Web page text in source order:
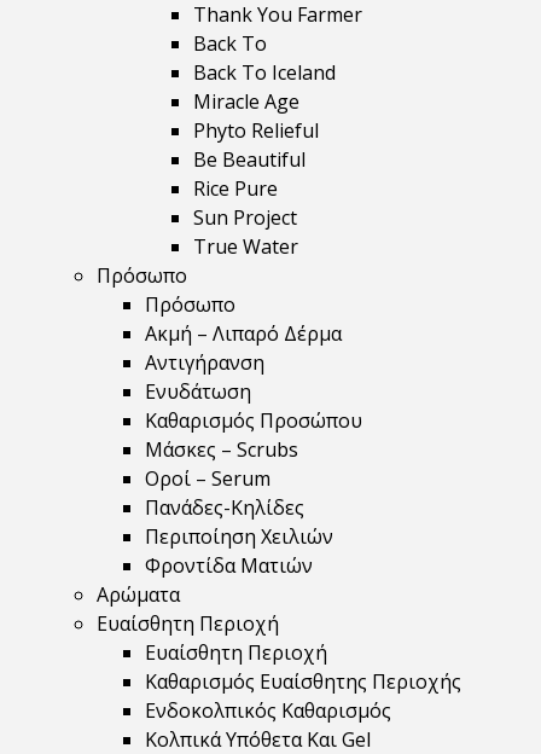
Thank You Farmer
Back To
Back To Iceland
Miracle Age
Phyto Relieful
Be Beautiful
Rice Pure
Sun Project
True Water
Πρόσωπο
Πρόσωπο
Ακμή – Λιπαρό Δέρμα
Αντιγήρανση
Ενυδάτωση
Καθαρισμός Προσώπου
Μάσκες – Scrubs
Οροί – Serum
Πανάδες-Κηλίδες
Περιποίηση Χειλιών
Φροντίδα Ματιών
Αρώματα
Ευαίσθητη Περιοχή
Ευαίσθητη Περιοχή
Καθαρισμός Ευαίσθητης Περιοχής
Ενδοκολπικός Καθαρισμός
Κολπικά Υπόθετα Και Gel